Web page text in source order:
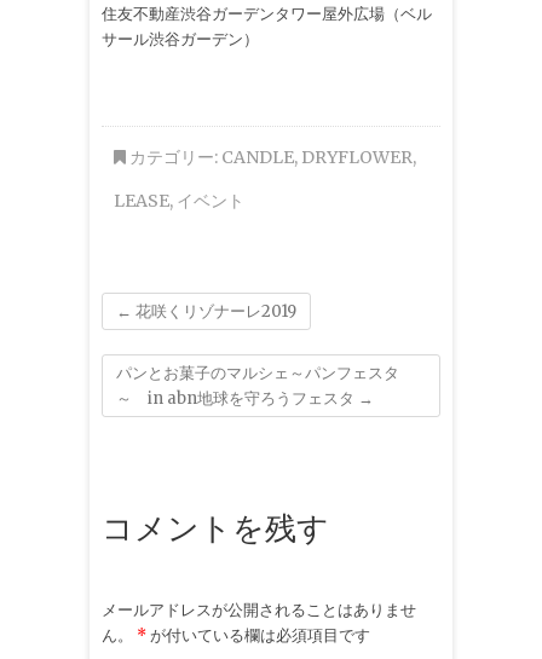
住友不動産渋谷ガーデンタワー屋外広場（ベル
サール渋谷ガーデン）
カテゴリー: CANDLE, DRYFLOWER,
LEASE, イベント
← 花咲くリゾナーレ2019
パンとお菓子のマルシェ～パンフェスタ
～ in abn地球を守ろうフェスタ →
コメントを残す
メールアドレスが公開されることはありませ
ん。
*が付いている欄は必須項目です